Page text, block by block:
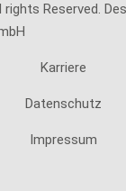
Reserved.
Karriere
Datenschutz
Impressum